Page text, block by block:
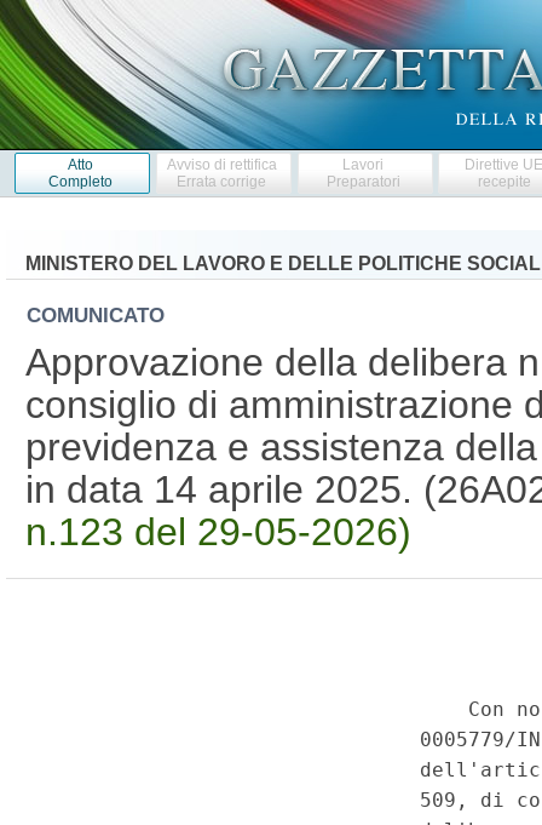
Atto
Completo
Avviso di rettifica
Errata corrige
Lavori
Preparatori
Direttive
recepite
MINISTERO DEL LAVORO E DELLE POLITICHE
COMUNICATO
Approvazione della delibera
consiglio di amministrazione
previdenza e assistenza
in data 14 aprile 2025.
n.123 del 29-05-2026)